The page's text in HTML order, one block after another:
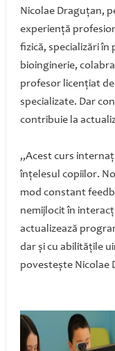
Nicolae Draguţan,
experienţă
fizică, specializări în
bioinginerie,
profesor licenţiat
specializate. Dar
contribuie la
„Acest curs
înţelesul copiilor.
mod constant
nemijlocit în
actualizează
dar şi cu abilităţile
povesteşte Nicolae